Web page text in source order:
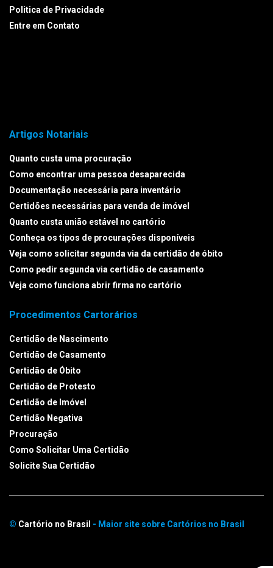
Politica de Privacidade
Entre em Contato
Artigos Notariais
Quanto custa uma procuração
Como encontrar uma pessoa desaparecida
Documentação necessária para inventário
Certidões necessárias para venda de imóvel
Quanto custa união estável no cartório
Conheça os tipos de procurações disponíveis
Veja como solicitar segunda via da certidão de óbito
Como pedir segunda via certidão de casamento
Veja como funciona abrir firma no cartório
Procedimentos Cartorários
Certidão de Nascimento
Certidão de Casamento
Certidão de Óbito
Certidão de Protesto
Certidão de Imóvel
Certidão Negativa
Procuração
Como Solicitar Uma Certidão
Solicite Sua Certidão
© Cartório no Brasil - Maior site sobre Cartórios no Brasil